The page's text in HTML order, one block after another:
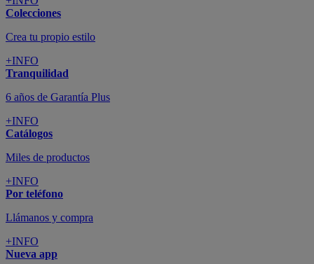
Colecciones
Crea tu propio estilo
+INFO
Tranquilidad
6 años de Garantía Plus
+INFO
Catálogos
Miles de productos
+INFO
Por teléfono
Llámanos y compra
+INFO
Nueva app